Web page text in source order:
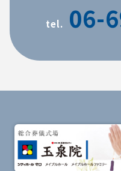
tel. 06-